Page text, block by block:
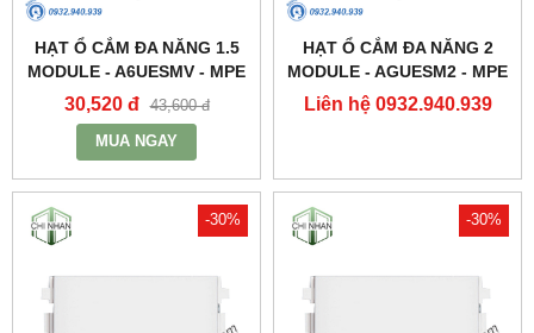
HẠT Ổ CẮM ĐA NĂNG 1.5
MODULE - A6UESMV - MPE
30,520 đ 43,600 đ
MUA NGAY
HẠT Ổ CẮM ĐA NĂNG 2
MODULE - AGUESM2 - MPE
Liên hệ 0932.940.939
-30% -30%